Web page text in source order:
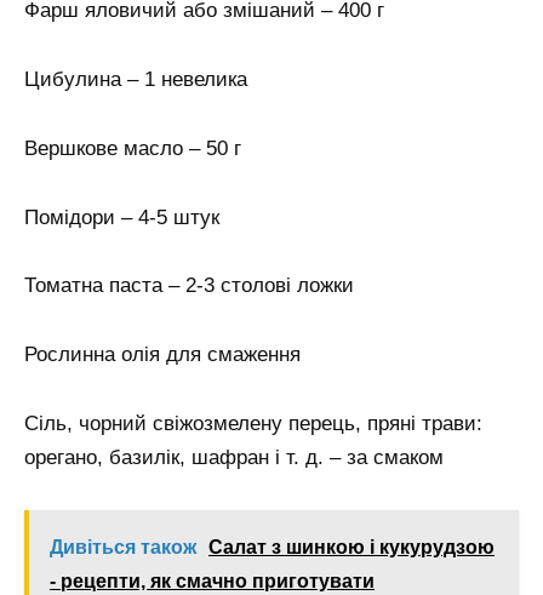
Фарш яловичий або змішаний – 400 г
Цибулина – 1 невелика
Вершкове масло – 50 г
Помідори – 4-5 штук
Томатна паста – 2-3 столові ложки
Рослинна олія для смаження
Сіль, чорний свіжозмелену перець, пряні трави:
орегано, базилік, шафран і т. д. – за смаком
Дивіться також Салат з шинкою і кукурудзою
- рецепти, як смачно приготувати